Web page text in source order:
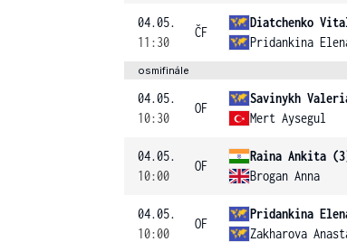
04.05.
11:30
ČF
Diatchenko
Pridankina
osmifinále
04.05.
10:30
OF
Savinykh
Mert Aysegul
04.05.
10:00
OF
Raina Ankita
Brogan Anna
04.05.
10:00
OF
Pridankina
Zakharova